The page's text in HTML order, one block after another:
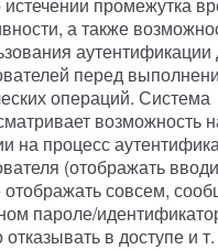
а также
перед
операций. Система
возможность
на процесс
(отображать
отображать совсем,
пароле/
отказывать в доступе и